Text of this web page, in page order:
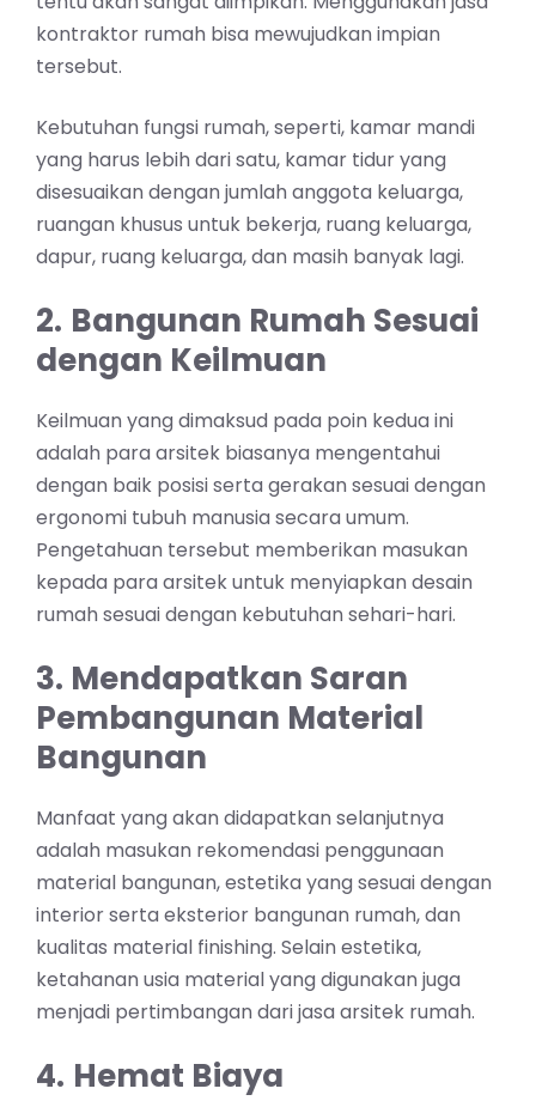
kontraktor rumah bisa mewujudkan impian
tersebut.
Kebutuhan fungsi rumah, seperti, kamar mandi
yang harus lebih dari satu, kamar tidur yang
disesuaikan dengan jumlah anggota keluarga,
ruangan khusus untuk bekerja, ruang keluarga,
dapur, ruang keluarga, dan masih banyak lagi.
2. Bangunan Rumah Sesuai
dengan Keilmuan
Keilmuan yang dimaksud pada poin kedua ini
adalah para arsitek biasanya mengentahui
dengan baik posisi serta gerakan sesuai dengan
ergonomi tubuh manusia secara umum.
Pengetahuan tersebut memberikan masukan
kepada para arsitek untuk menyiapkan desain
rumah sesuai dengan kebutuhan sehari-hari.
3. Mendapatkan Saran
Pembangunan Material
Bangunan
Manfaat yang akan didapatkan selanjutnya
adalah masukan rekomendasi penggunaan
material bangunan, estetika yang sesuai dengan
interior serta eksterior bangunan rumah, dan
kualitas material finishing. Selain estetika,
ketahanan usia material yang digunakan juga
menjadi pertimbangan dari jasa arsitek rumah.
4. Hemat Biaya